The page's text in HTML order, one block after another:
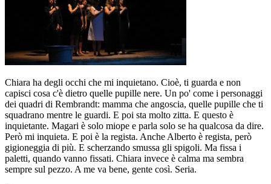
Chiara ha degli occhi che mi inquietano. Cioè, ti guarda e non
capisci cosa c'è dietro quelle pupille nere. Un po' come i personaggi
dei quadri di Rembrandt: mamma che angoscia, quelle pupille che ti
squadrano mentre le guardi. E poi sta molto zitta. E questo è
inquietante. Magari è solo miope e parla solo se ha qualcosa da dire.
Però mi inquieta. E poi è la regista. Anche Alberto è regista, però
gigioneggia di più. E scherzando smussa gli spigoli. Ma fissa i
paletti, quando vanno fissati. Chiara invece è calma ma sembra
sempre sul pezzo. A me va bene, gente così. Seria.